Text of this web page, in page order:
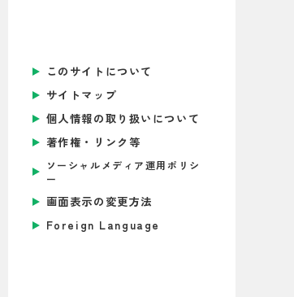
協議会議事録を掲載しまし
覧を掲載しました。
しました。
新しました。
一覧を掲載しました。
このサイトについて
サイトマップ
個人情報の取り扱いについて
著作権・リンク等
ソーシャルメディア運用ポリシ
ー
画面表示の変更方法
Foreign Language